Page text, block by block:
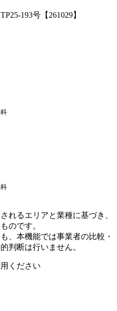
193号【261029】
れるエリアと業種に基づき、
のです。
、本機能では事業者の比較・
判断は行いません。
ください